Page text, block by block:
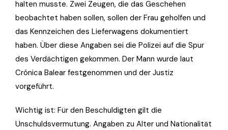
halten musste. Zwei Zeugen, die das Geschehen
beobachtet haben sollen, sollen der Frau geholfen und
das Kennzeichen des Lieferwagens dokumentiert
haben. Über diese Angaben sei die Polizei auf die Spur
des Verdächtigen gekommen. Der Mann wurde laut
Crónica Balear festgenommen und der Justiz
vorgeführt.
Wichtig ist: Für den Beschuldigten gilt die
Unschuldsvermutung. Angaben zu Alter und Nationalität